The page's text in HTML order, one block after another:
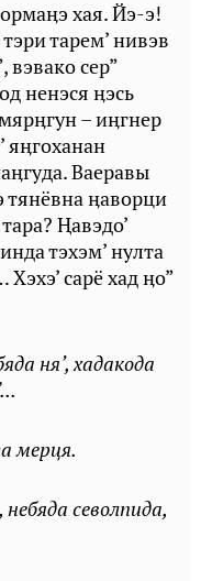
хая. Йэ-э!
тарем’ нивэв
вэвако сер”
ненэся ӊэсь
– иӊгнер
яӊгоханан
Ваеравы
тянёвна ӊаворци
Ⱨавэдо’
тэхэм’ нулта
сарё хад ӊо”
ня’, хадакода
мерця.
севолпида,